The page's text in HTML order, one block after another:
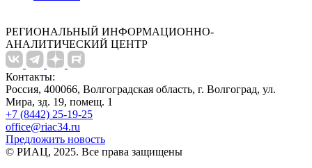
РЕГИОНАЛЬНЫЙ ИНФОРМАЦИОННО-
АНАЛИТИЧЕСКИЙ ЦЕНТР
Контакты:
Россия, 400066, Волгоградская область, г. Волгоград, ул.
Мира, зд. 19, помещ. 1
+7 (8442) 25-19-25
office@riac34.ru
Предложить новость
© РИАЦ, 2025. Все права защищены